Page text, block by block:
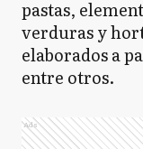
pastas,
verduras y
elaborados a
entre otros.
Ads